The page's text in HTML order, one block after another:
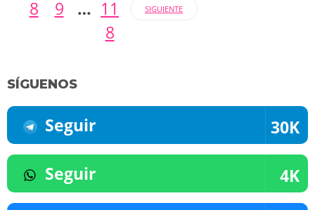
8 9 … 11
8
SIGUIENTE
SÍGUENOS
Seguir 30K
Seguir 4K